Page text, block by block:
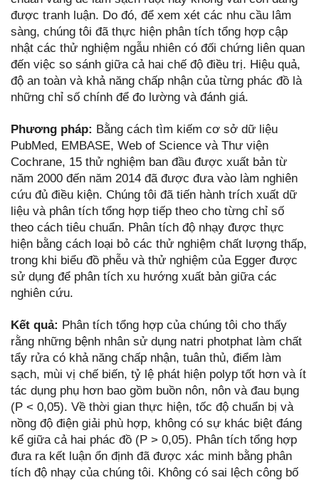
được tranh luận. Do đó, để xem xét các nhu cầu lâm
sàng, chúng tôi đã thực hiện phân tích tổng hợp cập
nhật các thử nghiệm ngẫu nhiên có đối chứng liên quan
đến việc so sánh giữa cả hai chế độ điều trị. Hiệu quả,
độ an toàn và khả năng chấp nhận của từng phác đồ là
những chỉ số chính để đo lường và đánh giá.
Phương pháp: Bằng cách tìm kiếm cơ sở dữ liệu
PubMed, EMBASE, Web of Science và Thư viện
Cochrane, 15 thử nghiệm ban đầu được xuất bản từ
năm 2000 đến năm 2014 đã được đưa vào làm nghiên
cứu đủ điều kiện. Chúng tôi đã tiến hành trích xuất dữ
liệu và phân tích tổng hợp tiếp theo cho từng chỉ số
theo cách tiêu chuẩn. Phân tích độ nhạy được thực
hiện bằng cách loại bỏ các thử nghiệm chất lượng thấp,
trong khi biểu đồ phễu và thử nghiệm của Egger được
sử dụng để phân tích xu hướng xuất bản giữa các
nghiên cứu.
Kết quả: Phân tích tổng hợp của chúng tôi cho thấy
rằng những bệnh nhân sử dụng natri photphat làm chất
tẩy rửa có khả năng chấp nhận, tuân thủ, điểm làm
sạch, mùi vị chế biến, tỷ lệ phát hiện polyp tốt hơn và ít
tác dụng phụ hơn bao gồm buồn nôn, nôn và đau bụng
(P < 0,05). Về thời gian thực hiện, tốc độ chuẩn bị và
nồng độ điện giải phù hợp, không có sự khác biệt đáng
kể giữa cả hai phác đồ (P > 0,05). Phân tích tổng hợp
đưa ra kết luận ổn định đã được xác minh bằng phân
tích độ nhạy của chúng tôi. Không có sai lệch công bố